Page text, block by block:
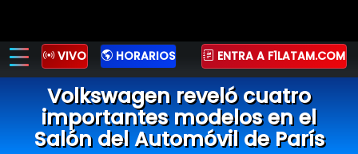
VIVO HORARIOS ENTRA A F1LATAM.COM
Volkswagen reveló cuatro
importantes modelos en el
Salón del Automóvil de París